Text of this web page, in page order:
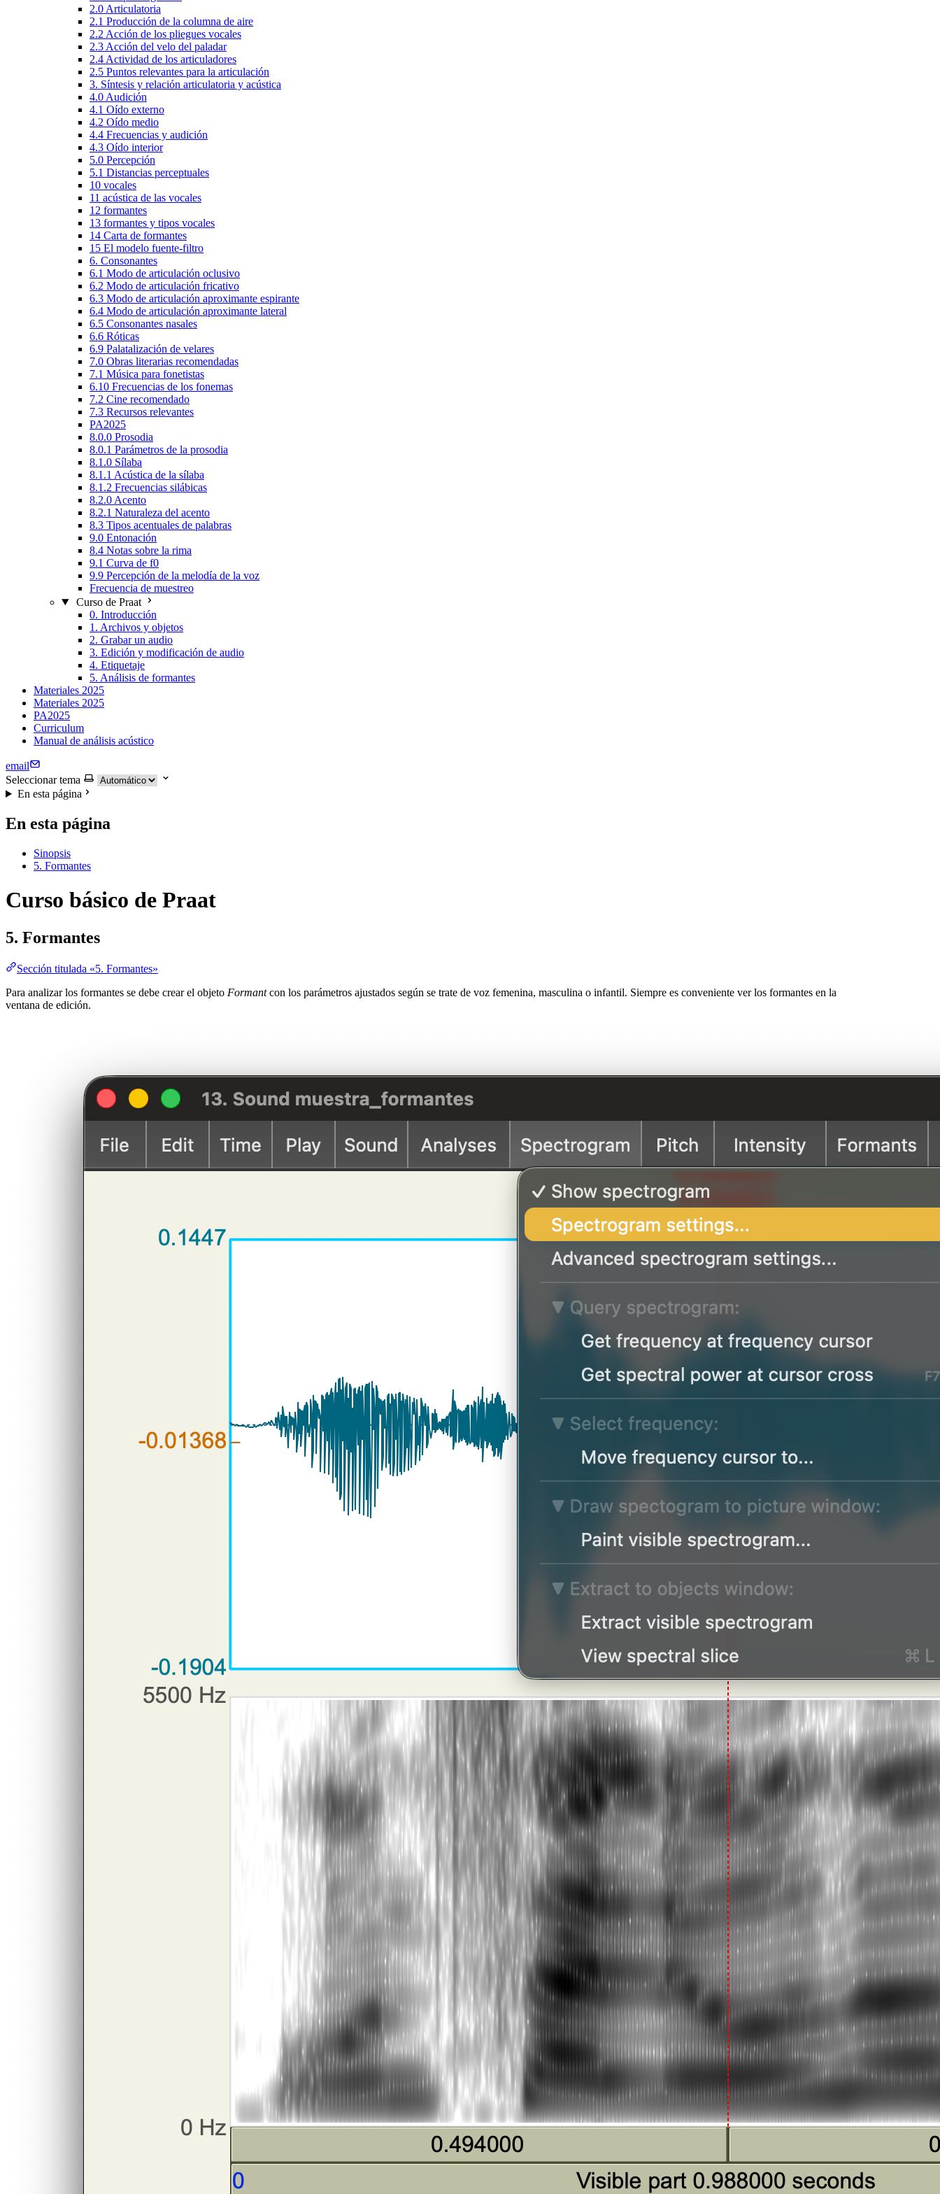
2.0 Articulatoria
2.1 Producción de la columna de aire
2.2 Acción de los pliegues vocales
2.3 Acción del velo del paladar
2.4 Actividad de los articuladores
2.5 Puntos relevantes para la articulación
3. Síntesis y relación articulatoria y acústica
4.0 Audición
4.1 Oído externo
4.2 Oído medio
4.4 Frecuencias y audición
4.3 Oído interior
5.0 Percepción
5.1 Distancias perceptuales
10 vocales
11 acústica de las vocales
12 formantes
13 formantes y tipos vocales
14 Carta de formantes
15 El modelo fuente-filtro
6. Consonantes
6.1 Modo de articulación oclusivo
6.2 Modo de articulación fricativo
6.3 Modo de articulación aproximante espirante
6.4 Modo de articulación aproximante lateral
6.5 Consonantes nasales
6.6 Róticas
6.9 Palatalización de velares
7.0 Obras literarias recomendadas
7.1 Música para fonetistas
6.10 Frecuencias de los fonemas
7.2 Cine recomendado
7.3 Recursos relevantes
PA2025
8.0.0 Prosodia
8.0.1 Parámetros de la prosodia
8.1.0 Sílaba
8.1.1 Acústica de la sílaba
8.1.2 Frecuencias silábicas
8.2.0 Acento
8.2.1 Naturaleza del acento
8.3 Tipos acentuales de palabras
9.0 Entonación
8.4 Notas sobre la rima
9.1 Curva de f0
9.9 Percepción de la melodía de la voz
Frecuencia de muestreo
Curso de Praat
0. Introducción
1. Archivos y objetos
2. Grabar un audio
3. Edición y modificación de audio
4. Etiquetaje
5. Análisis de formantes
Materiales 2025
Materiales 2025
PA2025
Curriculum
Manual de análisis acústico
email
Seleccionar tema
En esta página
En esta página
Sinopsis
5. Formantes
Curso básico de Praat
5. Formantes
Sección titulada «5. Formantes»
Para analizar los formantes se debe crear el objeto Formantcon los parámetros ajustados según se trate de voz femenina, masculina o infantil. Siempre es conveniente ver los formantes en la
ventana de edición.